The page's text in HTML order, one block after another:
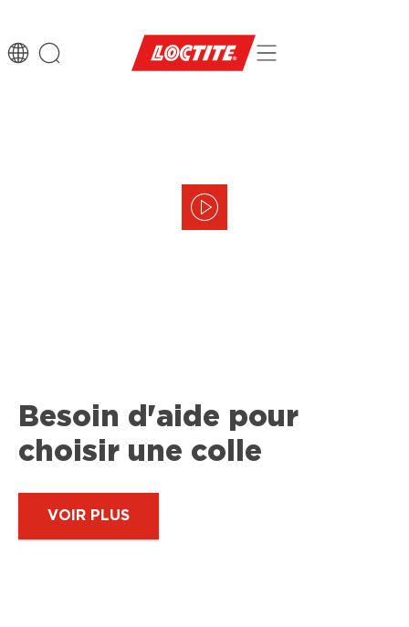
Besoin d'aide pour
choisir une colle
VOIR PLUS